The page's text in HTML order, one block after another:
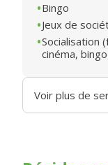
Bingo
Jeux de
Socialisation
cinéma,
Voir plus de